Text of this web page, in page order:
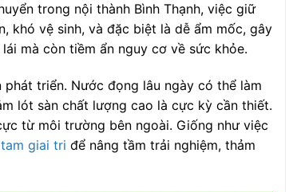
trong nội thành Bình Thạnh, việc giữ
khó vệ sinh, và đặc biệt là dễ ẩm mốc, gây
mà còn tiềm ẩn nguy cơ về sức khỏe.
triển. Nước đọng lâu ngày có thể làm
lót sàn chất lượng cao là cực kỳ cần thiết.
từ môi trường bên ngoài. Giống như việc
giai tri để nâng tầm trải nghiệm, thảm